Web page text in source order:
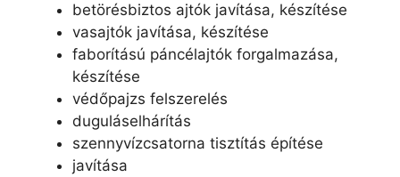
betörésbiztos ajtók javítása, készítése
vasajtók javítása, készítése
faborítású páncélajtók forgalmazása,
készítése
védőpajzs felszerelés
duguláselhárítás
szennyvízcsatorna tisztítás építése
javítása